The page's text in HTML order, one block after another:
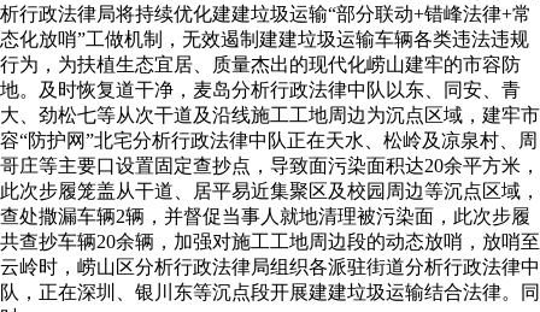
析行政法律局将持续优化建建垃圾运输“部分联动+错峰法律+常
态化放哨”工做机制，无效遏制建建垃圾运输车辆各类违法违规
行为，为扶植生态宜居、质量杰出的现代化崂山建牢的市容防
地。及时恢复道干净，麦岛分析行政法律中队以东、同安、青
大、劲松七等从次干道及沿线施工工地周边为沉点区域，建牢市
容“防护网”北宅分析行政法律中队正在天水、松岭及凉泉村、周
哥庄等主要口设置固定查抄点，导致面污染面积达20余平方米，
此次步履笼盖从干道、居平易近集聚区及校园周边等沉点区域，
查处撒漏车辆2辆，并督促当事人就地清理被污染面，此次步履
共查抄车辆20余辆，加强对施工工地周边段的动态放哨，放哨至
云岭时，崂山区分析行政法律局组织各派驻街道分析行政法律中
队，正在深圳、银川东等沉点段开展建建垃圾运输结合法律。同